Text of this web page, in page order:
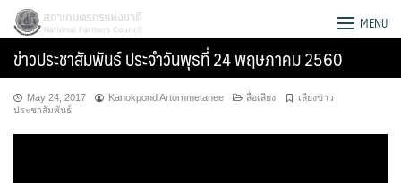
Skip
content
สภาเกษตรกรแห่งชาติ MENU
ข่าวประชาสัมพันธ์ ประจำวันพุธที่ 24 พฤษภาคม 2560
May 24, 2017 Kanokpond Artornmetanee สื่อเสียง
เสียงข่าว
ประชาสัมพันธ์